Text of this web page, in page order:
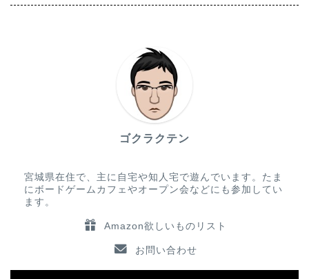
ゴクラクテン
宮城県在住で、主に自宅や知人宅で遊んでいます。たま
にボードゲームカフェやオープン会などにも参加してい
ます。
Amazon欲しいものリスト
お問い合わせ